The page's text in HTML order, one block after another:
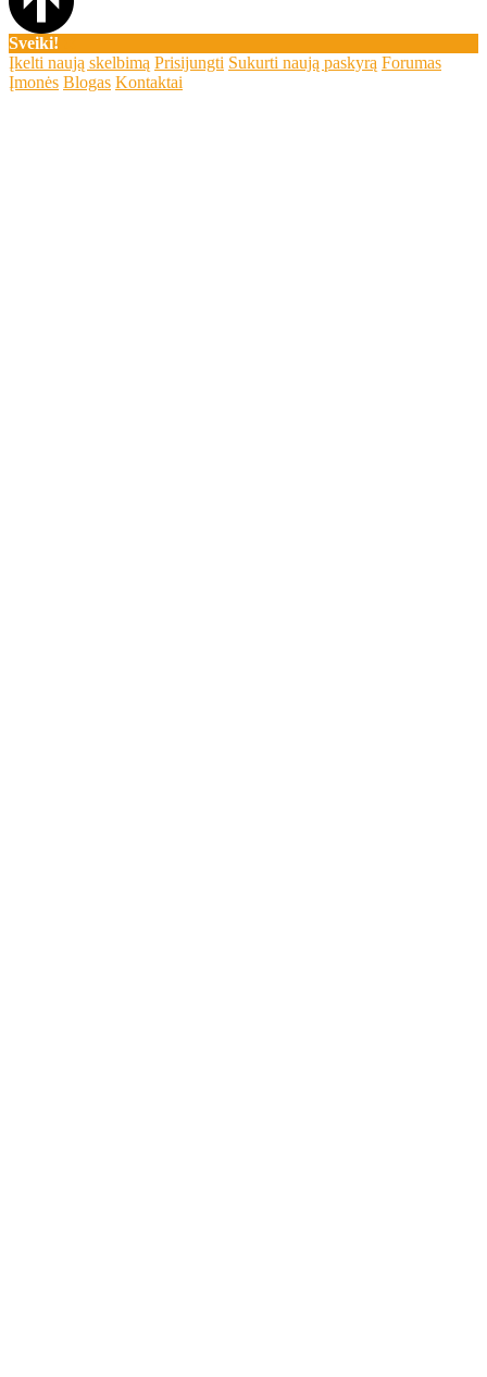
Sveiki!
Įkelti naują skelbimą Prisijungti Sukurti naują paskyrą Forumas
Įmonės Blogas Kontaktai